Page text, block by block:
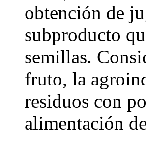
obtención de
subproducto
semillas.
fruto, la
residuos con
alimentación